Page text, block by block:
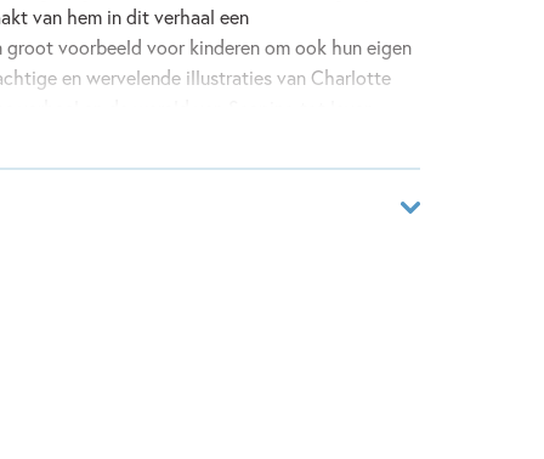
van hem in dit verhaal een
groot voorbeeld voor kinderen om ook hun eigen
en wervelende illustraties van Charlotte